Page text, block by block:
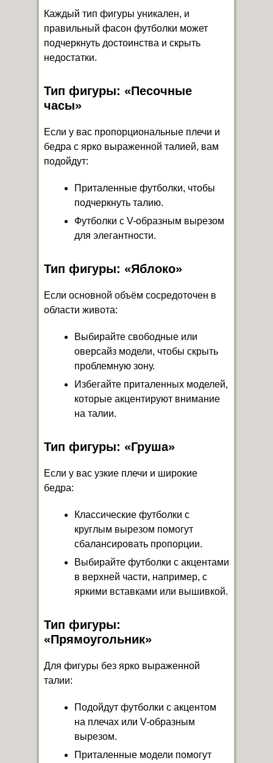
Каждый тип фигуры уникален, и
правильный фасон футболки может
подчеркнуть достоинства и скрыть
недостатки.
Тип фигуры: «Песочные
часы»
Если у вас пропорциональные плечи и
бедра с ярко выраженной талией, вам
подойдут:
Приталенные футболки, чтобы
подчеркнуть талию.
Футболки с V-образным вырезом
для элегантности.
Тип фигуры: «Яблоко»
Если основной объём сосредоточен в
области живота:
Выбирайте свободные или
оверсайз модели, чтобы скрыть
проблемную зону.
Избегайте приталенных моделей,
которые акцентируют внимание
на талии.
Тип фигуры: «Груша»
Если у вас узкие плечи и широкие
бедра:
Классические футболки с
круглым вырезом помогут
сбалансировать пропорции.
Выбирайте футболки с акцентами
в верхней части, например, с
яркими вставками или вышивкой.
Тип фигуры:
«Прямоугольник»
Для фигуры без ярко выраженной
талии:
Подойдут футболки с акцентом
на плечах или V-образным
вырезом.
Приталенные модели помогут